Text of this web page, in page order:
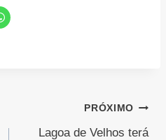
PRÓXIMO
Lagoa de Velhos terá